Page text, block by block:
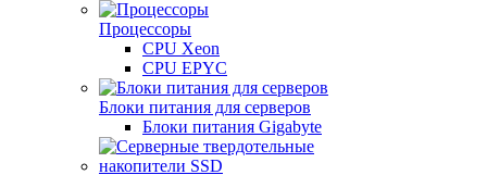
Процессоры
CPU Xeon
CPU EPYC
Блоки питания для серверов
Блоки питания Gigabyte